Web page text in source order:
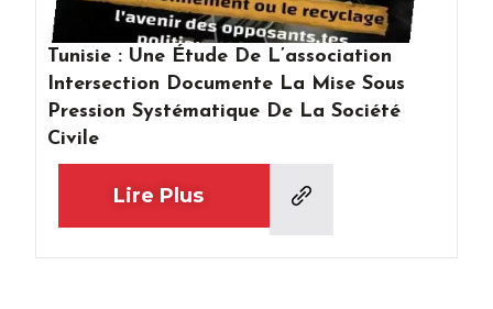
Tunisie : Une Étude De L’association
Intersection Documente La Mise Sous
Pression Systématique De La Société
Civile
Lire Plus